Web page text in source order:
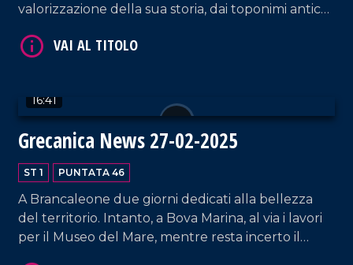
valorizzazione della sua storia, dai toponimi antichi
dedicato a Cesare Pavese ed il rilancio culturale di
testimonianza.
16:41
Grecanica News 27-02-2025
ST 1 PUNTATA 46
A Brancaleone due giorni dedicati alla bellezza
del territorio. Intanto, a Bova Marina, al via i lavori
per il Museo del Mare, mentre resta incerto il
VAI AL TITOLO